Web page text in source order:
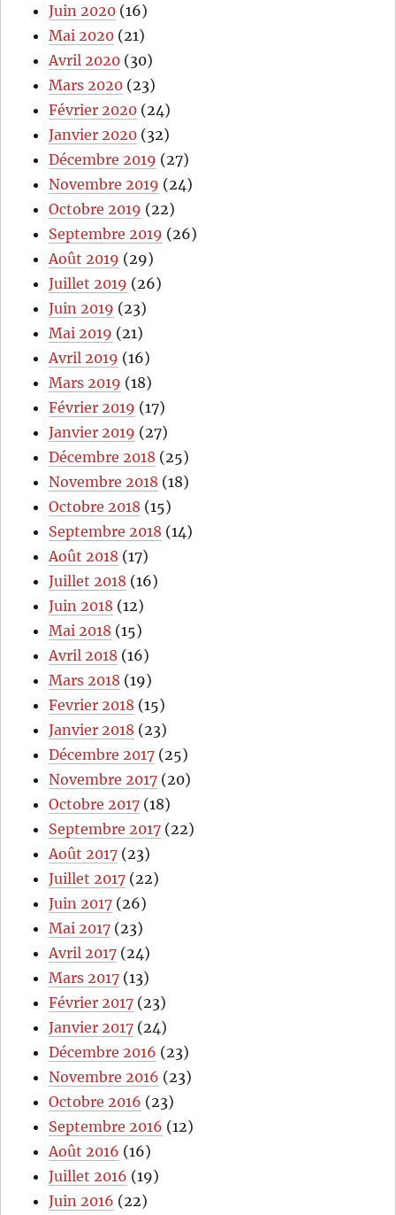
Juin 2020 (16)
Mai 2020 (21)
Avril 2020 (30)
Mars 2020 (23)
Février 2020 (24)
Janvier 2020 (32)
Décembre 2019 (27)
Novembre 2019 (24)
Octobre 2019 (22)
Septembre 2019 (26)
Août 2019 (29)
Juillet 2019 (26)
Juin 2019 (23)
Mai 2019 (21)
Avril 2019 (16)
Mars 2019 (18)
Février 2019 (17)
Janvier 2019 (27)
Décembre 2018 (25)
Novembre 2018 (18)
Octobre 2018 (15)
Septembre 2018 (14)
Août 2018 (17)
Juillet 2018 (16)
Juin 2018 (12)
Mai 2018 (15)
Avril 2018 (16)
Mars 2018 (19)
Fevrier 2018 (15)
Janvier 2018 (23)
Décembre 2017 (25)
Novembre 2017 (20)
Octobre 2017 (18)
Septembre 2017 (22)
Août 2017 (23)
Juillet 2017 (22)
Juin 2017 (26)
Mai 2017 (23)
Avril 2017 (24)
Mars 2017 (13)
Février 2017 (23)
Janvier 2017 (24)
Décembre 2016 (23)
Novembre 2016 (23)
Octobre 2016 (23)
Septembre 2016 (12)
Août 2016 (16)
Juillet 2016 (19)
Juin 2016 (22)